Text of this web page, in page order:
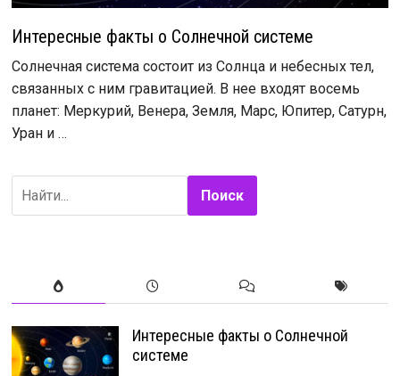
Интересные факты о Солнечной системе
Солнечная система состоит из Солнца и небесных тел,
связанных с ним гравитацией. В нее входят восемь
планет: Меркурий, Венера, Земля, Марс, Юпитер, Сатурн,
Уран и …
Поиск
Интересные факты о Солнечной
системе